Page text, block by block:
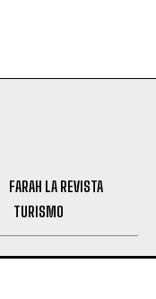
FARAH LA REVISTA
TURISMO